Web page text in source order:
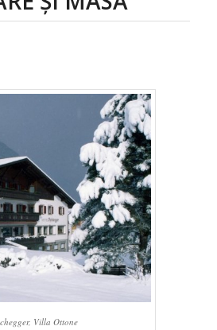
Villa Ottone